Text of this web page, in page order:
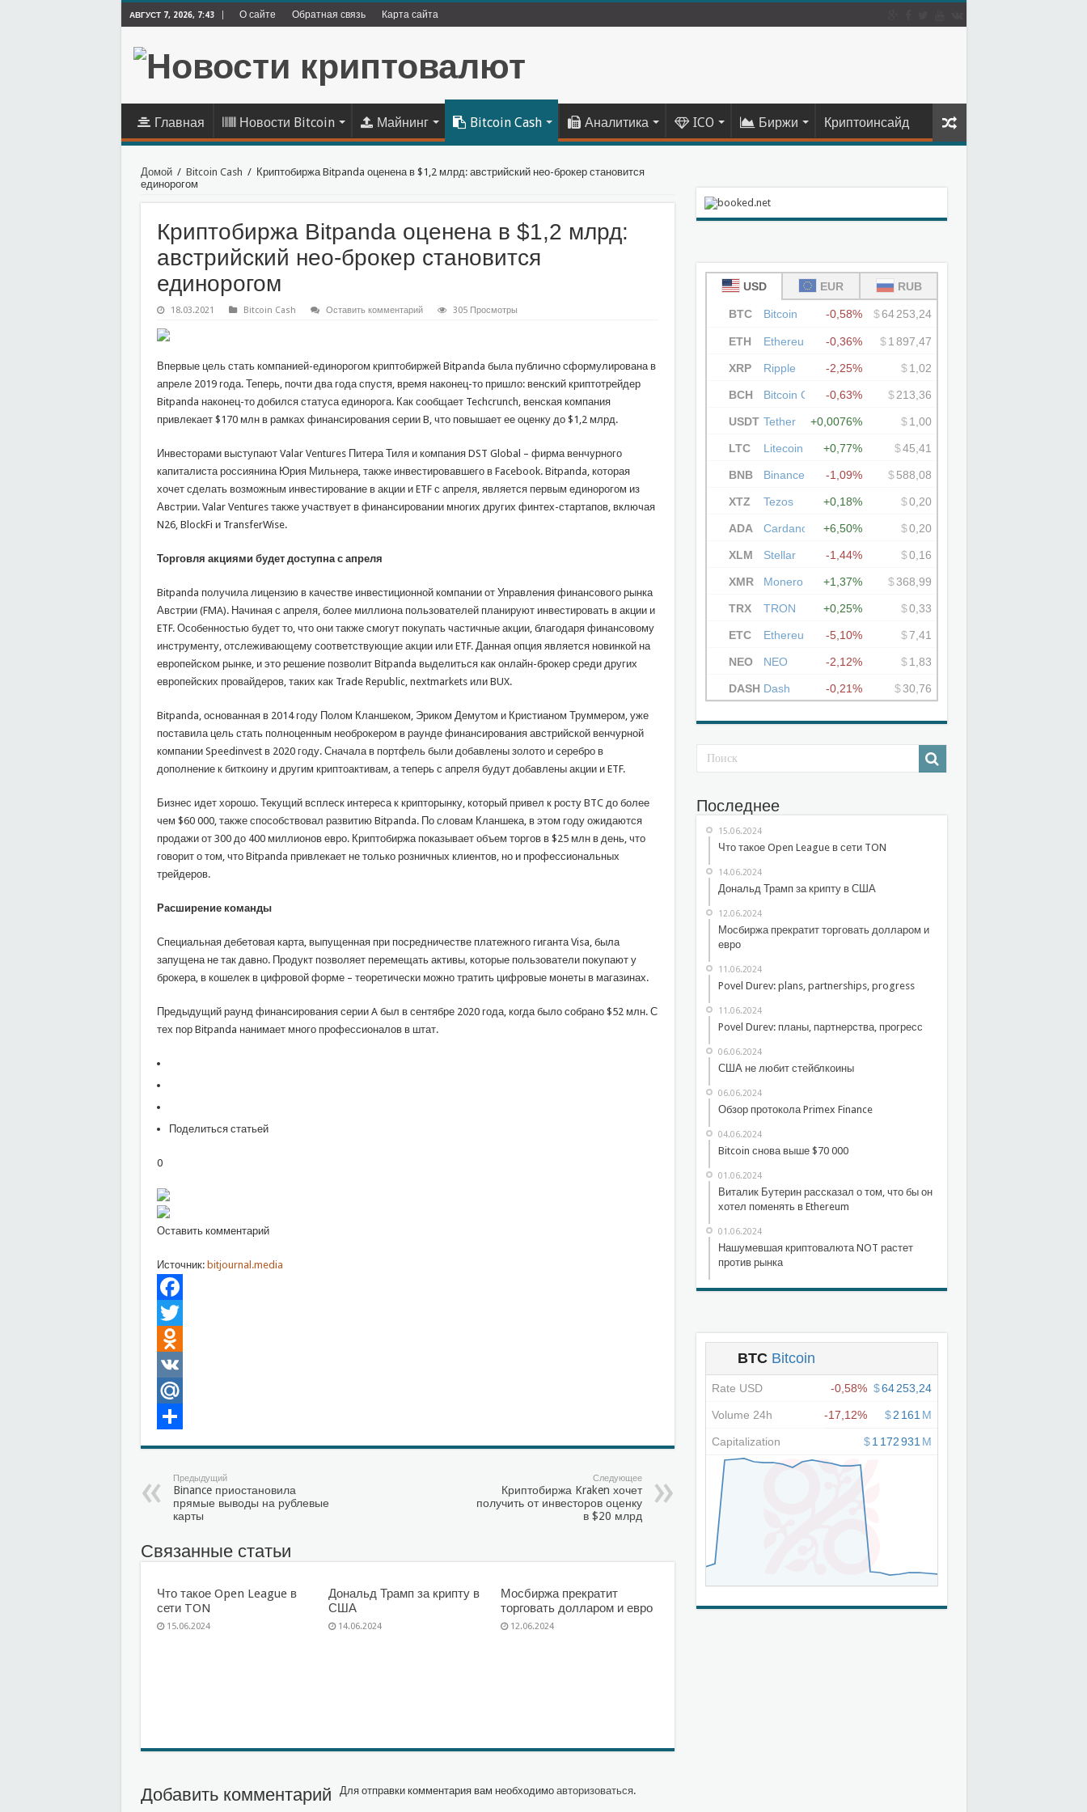
АВГУСТ 7, 2026, 7:43 О сайте Обратная связь Карта сайта
Главная Новости Bitcoin Майнинг Bitcoin Cash Аналитика ICO Биржи Криптоинсайд
Домой / Bitcoin Cash / Криптобиржа Bitpanda оценена в $1,2 млрд: австрийский нео-брокер становится
единорогом
Криптобиржа Bitpanda оценена в $1,2 млрд:
австрийский нео-брокер становится
единорогом
18.03.2021 Bitcoin Cash Оставить комментарий 305 Просмотры
Впервые цель стать компанией-единорогом криптобиржей Bitpanda была публично сформулирована в
апреле 2019 года. Теперь, почти два года спустя, время наконец-то пришло: венский криптотрейдер
Bitpanda наконец-то добился статуса единорога. Как сообщает Techcrunch, венская компания
привлекает $170 млн в рамках финансирования серии B, что повышает ее оценку до $1,2 млрд.
Инвесторами выступают Valar Ventures Питера Тиля и компания DST Global – фирма венчурного
капиталиста россиянина Юрия Мильнера, также инвестировавшего в Facebook. Bitpanda, которая
хочет сделать возможным инвестирование в акции и ETF с апреля, является первым единорогом из
Австрии. Valar Ventures также участвует в финансировании многих других финтех-стартапов, включая
N26, BlockFi и TransferWise.
Торговля акциями будет доступна с апреля
Bitpanda получила лицензию в качестве инвестиционной компании от Управления финансового рынка
Австрии (FMA). Начиная с апреля, более миллиона пользователей планируют инвестировать в акции и
ETF. Особенностью будет то, что они также смогут покупать частичные акции, благодаря финансовому
инструменту, отслеживающему соответствующие акции или ETF. Данная опция является новинкой на
европейском рынке, и это решение позволит Bitpanda выделиться как онлайн-брокер среди других
европейских провайдеров, таких как Trade Republic, nextmarkets или BUX.
Bitpanda, основанная в 2014 году Полом Кланшеком, Эриком Демутом и Кристианом Труммером, уже
поставила цель стать полноценным необрокером в раунде финансирования австрийской венчурной
компании Speedinvest в 2020 году. Сначала в портфель были добавлены золото и серебро в
дополнение к биткоину и другим криптоактивам, а теперь с апреля будут добавлены акции и ETF.
Бизнес идет хорошо. Текущий всплеск интереса к крипторынку, который привел к росту BTC до более
чем $60 000, также способствовал развитию Bitpanda. По словам Кланшека, в этом году ожидаются
продажи от 300 до 400 миллионов евро. Криптобиржа показывает объем торгов в $25 млн в день, что
говорит о том, что Bitpanda привлекает не только розничных клиентов, но и профессиональных
трейдеров.
Расширение команды
Специальная дебетовая карта, выпущенная при посредничестве платежного гиганта Visa, была
запущена не так давно. Продукт позволяет перемещать активы, которые пользователи покупают у
брокера, в кошелек в цифровой форме – теоретически можно тратить цифровые монеты в магазинах.
Предыдущий раунд финансирования серии A был в сентябре 2020 года, когда было собрано $52 млн. С
тех пор Bitpanda нанимает много профессионалов в штат.
Поделиться статьей
0
Оставить комментарий
Источник:bitjournal.media
Facebook
Twitter
Odnoklassniki
VK
Mail.Ru
Предыдущий
Binance приостановила
прямые выводы на рублевые
карты
Следующее
Криптобиржа Kraken хочет
получить от инвесторов оценку
в $20 млрд
Связанные статьи
Что такое Open League в
сети TON
15.06.2024
Дональд Трамп за крипту в
США
14.06.2024
Мосбиржа прекратит
торговать долларом и евро
12.06.2024
Добавить комментарий Для отправки комментария вам необходимо авторизоваться.
Последнее
15.06.2024
Что такое Open League в сети TON
14.06.2024
Дональд Трамп за крипту в США
12.06.2024
Мосбиржа прекратит торговать долларом и
евро
11.06.2024
Povel Durev: plans, partnerships, progress
11.06.2024
Povel Durev: планы, партнерства, прогресс
06.06.2024
США не любит стейблкоины
06.06.2024
Обзор протокола Primex Finance
04.06.2024
Bitcoin снова выше $70 000
01.06.2024
Виталик Бутерин рассказал о том, что бы он
хотел поменять в Ethereum
01.06.2024
Нашумевшая криптовалюта NOT растет
против рынка